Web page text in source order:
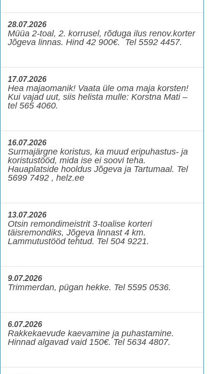
28.07.2026
Müüa 2-toal, 2. korrusel, rõduga ilus renov.korter
Jõgeva linnas. Hind 42 900€. Tel 5592 4457.
17.07.2026
Hea majaomanik! Vaata üle oma maja korsten!
Kui vajad uut, siis helista mulle: Korstna Mati –
tel 565 4060.
16.07.2026
Surmajärgne koristus, ka muud eripuhastus- ja
koristustööd, mida ise ei soovi teha.
Hauaplatside hooldus Jõgeva ja Tartumaal. Tel
5699 7492 , helz.ee
13.07.2026
Otsin remondimeistrit 3-toalise korteri
täisremondiks, Jõgeva linnast 4 km.
Lammutustööd tehtud. Tel 504 9221.
9.07.2026
Trimmerdan, pügan hekke. Tel 5595 0536.
6.07.2026
Rakkekaevude kaevamine ja puhastamine.
Hinnad algavad vaid 150€. Tel 5634 4807.